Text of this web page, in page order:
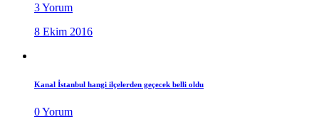
3 Yorum
8 Ekim 2016
Kanal İstanbul hangi ilçelerden geçecek belli oldu
0 Yorum